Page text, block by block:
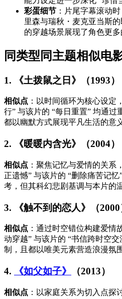
彩蛋细节 ：片尾字幕滚动
里森与瑞秋・麦克亚当斯
的穿越场景展现了角色更多
同类型同主题相似电
1. 《土拨鼠之日》（1993）
相似点 ：以时间循环为核心设定
行” 与该片的 “每日重置” 均通过
都以幽默方式展现平凡生活的意义
2. 《暖暖内含光》（2004）
相似点 ：聚焦记忆与爱情的关系
正遗憾” 与该片的 “删除痛苦记
考，但其科幻悲剧基调与本片的
3. 《触不到的恋人》（2000
相似点 ：通过时空错位构建爱情
动穿越” 与该片的 “书信跨时空
制，且都以唯美元素营造浪漫氛围
4. 《如父如子》 （2013）
相似点 ：以家庭关系为切入点探